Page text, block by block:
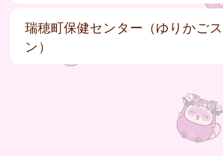
瑞穂町保健センター（ゆりかご
ン）